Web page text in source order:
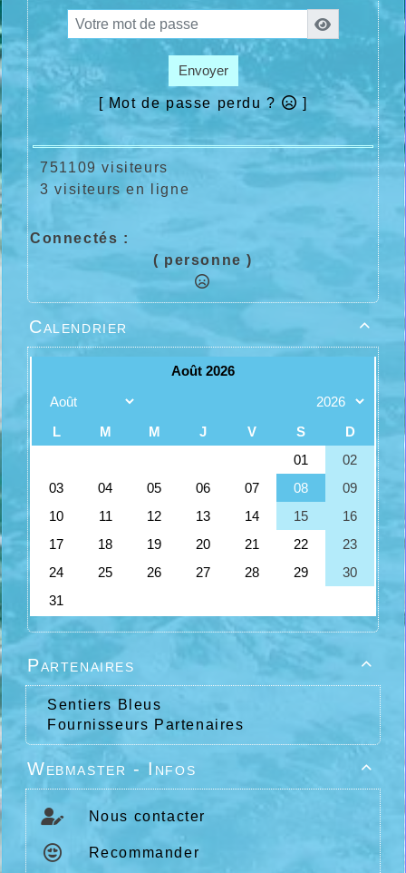
Envoyer
[ Mot de passe perdu ? ]
751109 visiteurs
3 visiteurs en ligne
Connectés :
( personne )

Calendrier

Partenaires
Sentiers Bleus
Fournisseurs Partenaires

Webmaster - Infos
Nous contacter
Recommander